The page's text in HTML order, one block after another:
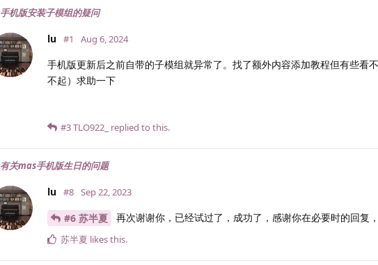
手机版安装子模组的疑问
lu #1 Aug 6, 2024
手机版更新后之前自带的子模组就异常了。找了额外内容添加教程但有些看
不起）求助一下
#3TLO922_ replied to this.
有关mas手机版生日的问题
lu #8 Sep 22, 2023
#6 苏半夏 再次谢谢你，已经试过了，成功了，感谢你在必要时的回复
苏半夏 likes this.